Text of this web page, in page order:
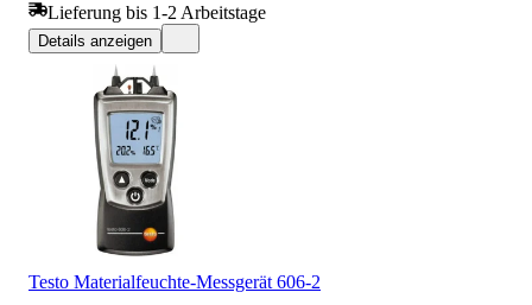
Lieferung bis 1-2 Arbeitstage
Details anzeigen
Testo Materialfeuchte-Messgerät 606-2